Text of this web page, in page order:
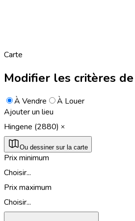
Carte
Modifier les critères
À Vendre
À Louer
Ajouter un lieu
Hingene (2880)
Ou dessiner sur la carte
Prix minimum
Choisir...
Prix maximum
Choisir...